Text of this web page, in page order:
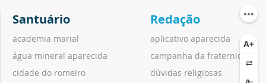
Santuário
academia marial
água mineral aparecida
cidade do romeiro
Redação
aplicativo aparecida
campanha da fraternidade
dúvidas religiosas